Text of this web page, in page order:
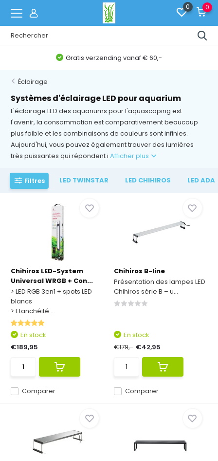
0 0
Gratis verzending vanaf € 60,-
Éclairage
Systèmes d'éclairage LED pour aquarium
L'éclairage LED des aquariums pour l'aquascaping est
l'avenir, la consommation est comparativement beaucoup
plus faible et les combinaisons de couleurs sont infinies.
Aujourd'hui, vous pouvez également trouver des lumières
très puissantes qui répondent iAfficher plus
Filtres LED TWINSTAR LED CHIHIROS LED ADA
Chihiros LED-System
Universal WRGB + Con...
> LED RGB 3en1 + spots LED
blancs
> Etanchéité ...
Comparer
En stock
€189,95
Chihiros B-line
Présentation des lampes LED
Chihiros série B – u...
Comparer
En stock
€179,- €42,95